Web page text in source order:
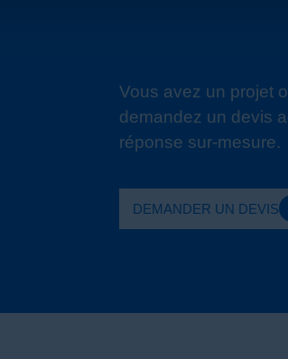
Vous avez un projet
demandez un devis
réponse sur-mesure.
DEMANDER UN DEVIS